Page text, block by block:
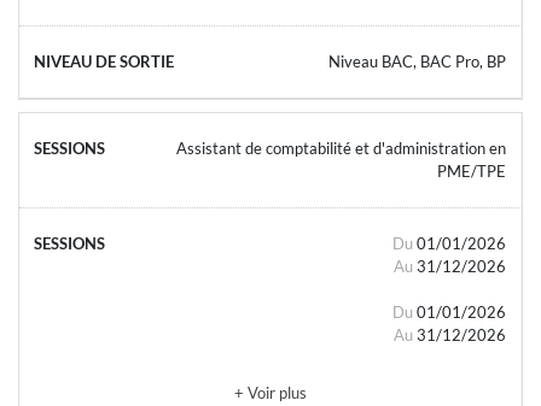
Niveau BAC, BAC Pro, BP
Assistant de comptabilité et d'administration en
PME/TPE
Du 01/01/2026
Au 31/12/2026
Du 01/01/2026
Au 31/12/2026
+ Voir plus